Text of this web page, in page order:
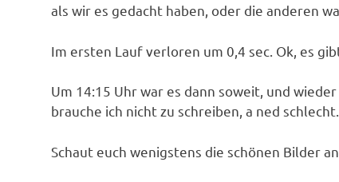
als wir es gedacht haben, oder die anderen
Im ersten Lauf verloren um 0,4 sec. Ok, es
Um 14:15 Uhr war es dann soweit, und
brauche ich nicht zu schreiben, a ned schlecht.
Schaut euch wenigstens die schönen Bilder an.